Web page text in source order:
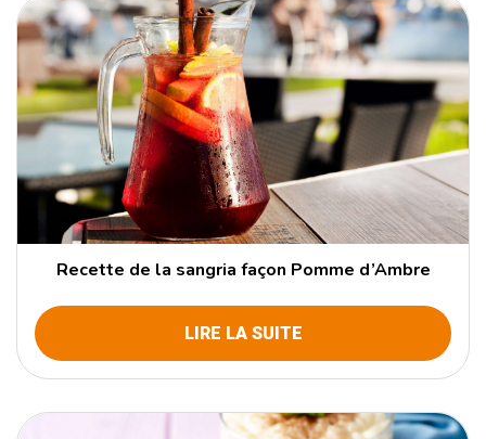
Recette de la sangria façon Pomme d’Ambre
LIRE LA SUITE